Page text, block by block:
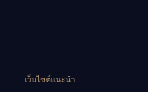
เว็บไซต์แนะนำ